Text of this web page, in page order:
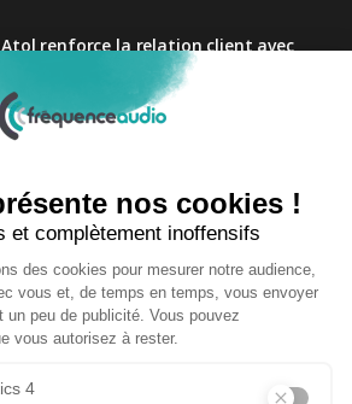
Atol renforce la relation client avec
une nouvelle campagne axée sur la
satisfaction
25 FÉVRIER 2025
Audition Conseil
27 MARS 2024